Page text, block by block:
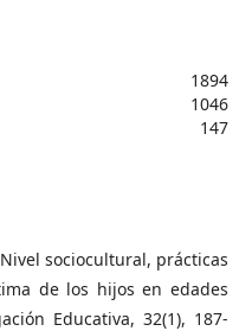
1894
1046
147
Nivel sociocultural, prácticas
de los hijos en edades
Educativa, 32(1), 187-